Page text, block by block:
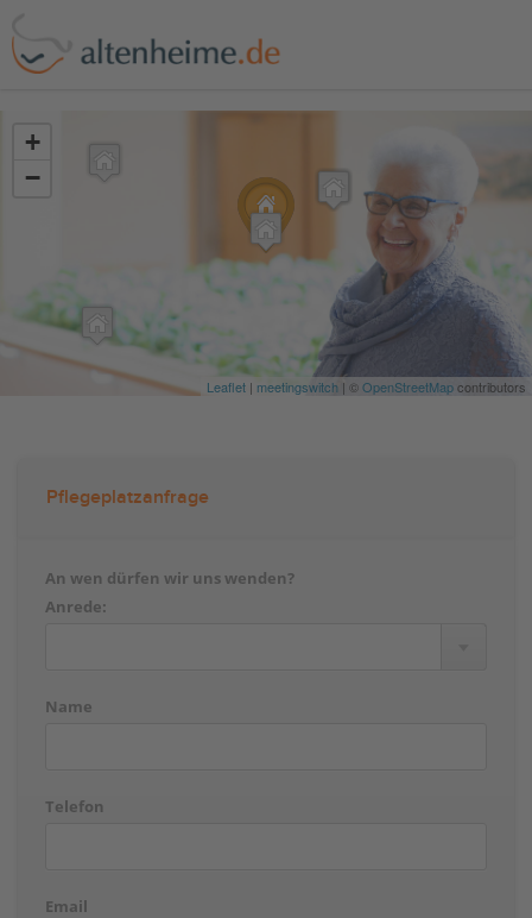
+
−
Leaflet | meetingswitch | ©OpenStreetMapcontributors
Pflegeplatzanfrage
An wen dürfen wir uns wenden?
Anrede:
Name
Telefon
Email